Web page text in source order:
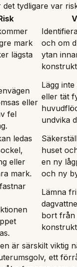
det tydligare var
mark
lägsta
och om
ytan
eller
fel
Lägg
eller tät
undvika
ledas
eller
mark.
huset
en ny
och ny
Lämna
bort från
är särskilt viktig
ett